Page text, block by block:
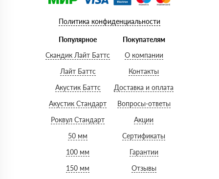
Политика конфиденциальности
Популярное
Скандик Лайт Баттс
Лайт Баттс
Акустик Баттс
Акустик Стандарт
Роквул Стандарт
50 мм
100 мм
150 мм
Покупателям
О компании
Контакты
Доставка и оплата
Вопросы-ответы
Акции
Сертификаты
Гарантии
Отзывы